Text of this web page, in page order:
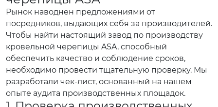
Рынок наводнен предложениями от
посредников, выдающих себя за производителей.
Чтобы найти настоящий завод по производству
кровельной черепицы ASA, способный
обеспечить качество и соблюдение сроков,
необходимо провести тщательную проверку. Мы
разработали чек-лист, основанный на нашем
опыте аудита производственных площадок.